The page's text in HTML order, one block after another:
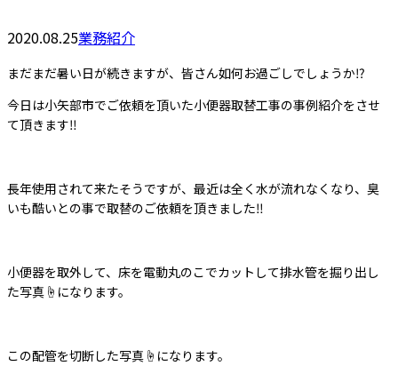
2020.08.25業務紹介
まだまだ暑い日が続きますが、皆さん如何お過ごしでしょうか⁉️
今日は小矢部市でご依頼を頂いた小便器取替工事の事例紹介をさせ
て頂きます‼️
長年使用されて来たそうですが、最近は全く水が流れなくなり、臭
いも酷いとの事で取替のご依頼を頂きました‼️
小便器を取外して、床を電動丸のこでカットして排水管を掘り出し
た写真☝️になります。
この配管を切断した写真☝️になります。